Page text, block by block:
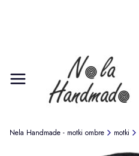
Menu
Nela Handmade - motki ombre motki